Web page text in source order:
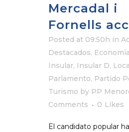
Mercadal i
Fornells
Posted at 09:50h in
Destacados,
Insular, Insular D,
Parlamento, Partido
Turismo by PP
Comments
0 Likes
El candidato popular